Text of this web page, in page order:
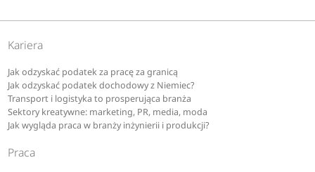
Kariera
Jak odzyskać podatek za pracę za granicą
Jak odzyskać podatek dochodowy z Niemiec?
Transport i logistyka to prosperująca branża
Sektory kreatywne: marketing, PR, media, moda
Jak wygląda praca w branży inżynierii i produkcji?
Praca